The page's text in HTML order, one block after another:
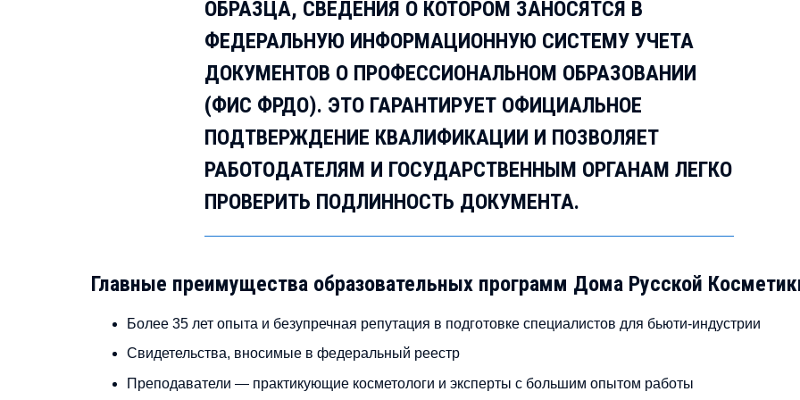
ОБРАЗЦА, СВЕДЕНИЯ О КОТОРОМ ЗАНОСЯТСЯ В
ФЕДЕРАЛЬНУЮ ИНФОРМАЦИОННУЮ СИСТЕМУ УЧЕТА
ДОКУМЕНТОВ О ПРОФЕССИОНАЛЬНОМ ОБРАЗОВАНИИ
(ФИС ФРДО). ЭТО ГАРАНТИРУЕТ ОФИЦИАЛЬНОЕ
ПОДТВЕРЖДЕНИЕ КВАЛИФИКАЦИИ И ПОЗВОЛЯЕТ
РАБОТОДАТЕЛЯМ И ГОСУДАРСТВЕННЫМ ОРГАНАМ ЛЕГКО
ПРОВЕРИТЬ ПОДЛИННОСТЬ ДОКУМЕНТА.
Главные преимущества образовательных программ Дома Русской
Более 35 лет опыта и безупречная репутация в подготовке специалистов для бьюти-индустрии
Свидетельства, вносимые в федеральный реестр
Преподаватели — практикующие косметологи и эксперты с большим опытом работы